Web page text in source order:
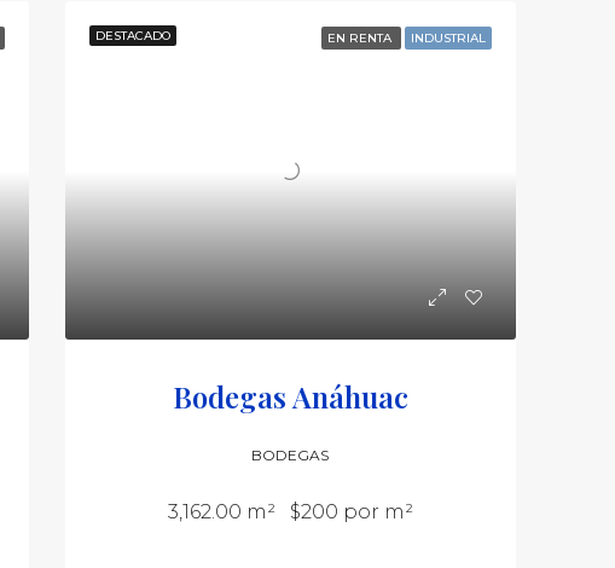
DESTACADO EN RENTA INDUSTRIAL
Bodegas Anáhuac
BODEGAS
3,162.00 m² $200 por m²